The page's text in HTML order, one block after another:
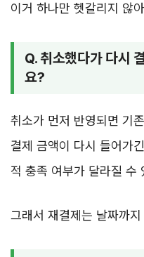
이거 하나만 헷갈리지 않
Q. 취소했다가 다시
요?
취소가 먼저 반영되면 기
결제 금액이 다시 들어가
적 충족 여부가 달라질 수
그래서 재결제는 날짜까